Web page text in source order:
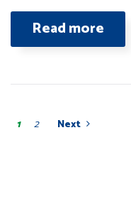
Read more
1 2 Next